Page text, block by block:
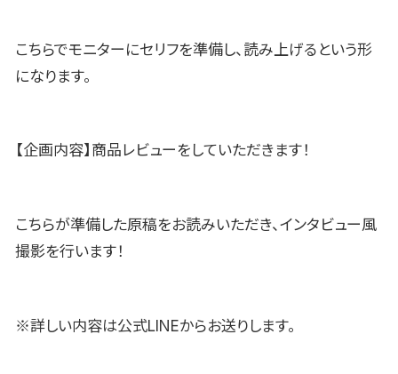
こちらでモニターにセリフを準備し、読み上げるという形
になります。
【企画内容】商品レビューをしていただきます！
こちらが準備した原稿をお読みいただき、インタビュー風
撮影を行います！
※詳しい内容は公式LINEからお送りします。